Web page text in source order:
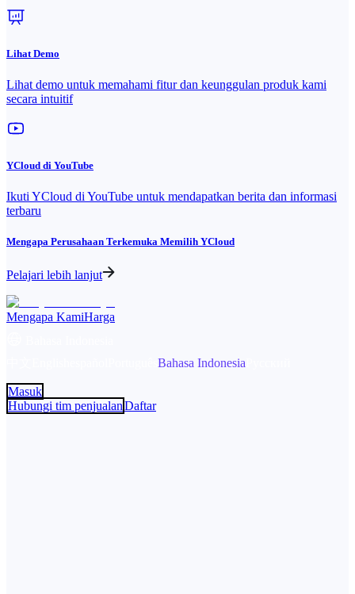
Lihat Demo
Lihat demo untuk memahami fitur dan keunggulan produk kami
secara intuitif
YCloud di YouTube
Ikuti YCloud di YouTube untuk mendapatkan berita dan informasi
terbaru
Mengapa Perusahaan Terkemuka Memilih YCloud
Pelajari lebih lanjut
Mengapa KamiHarga
Bahasa Indonesia
Masuk
Hubungi tim penjualanDaftar